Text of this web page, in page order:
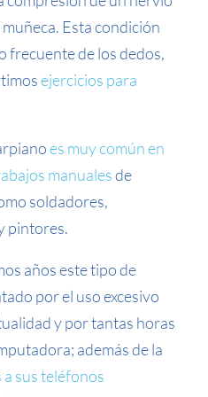
Esta condición
frecuente de los dedos,
ejercicios para
es muy común en
manualesde
soldadores,
pintores.
años este tipo de
por el uso excesivo
y por tantas horas
además de la
sus teléfonos